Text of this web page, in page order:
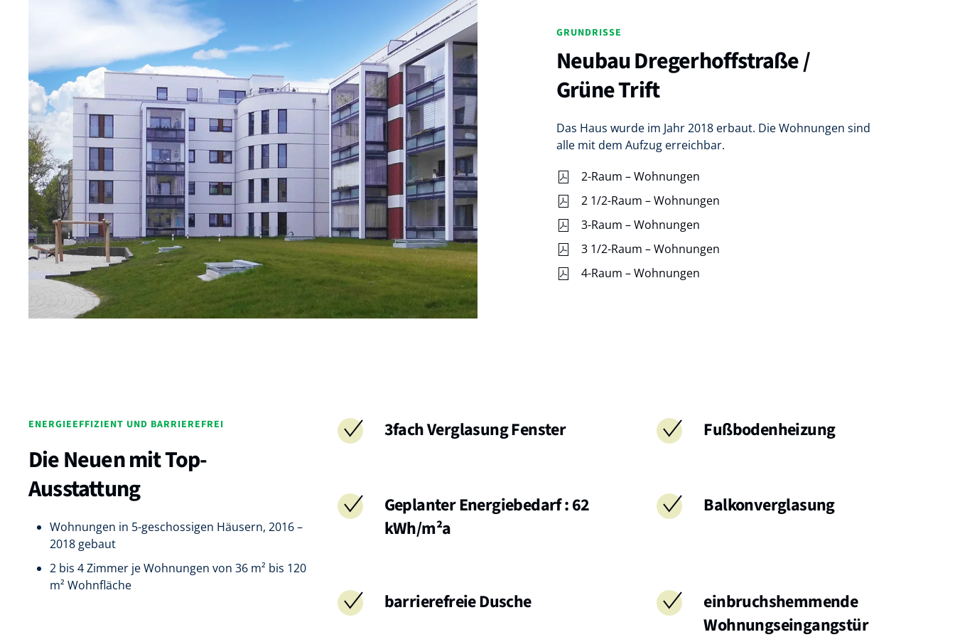
GRUNDRISSE
Neubau Dregerhoffstraße /
Grüne Trift
Das Haus wurde im Jahr 2018 erbaut. Die Wohnungen sind
alle mit dem Aufzug erreichbar.
2-Raum – Wohnungen
2 1/2-Raum – Wohnungen
3-Raum – Wohnungen
3 1/2-Raum – Wohnungen
4-Raum – Wohnungen
ENERGIEEFFIZIENT UND BARRIEREFREI
Die Neuen mit Top-
Ausstattung
Wohnungen in 5-geschossigen Häusern, 2016 –
2018 gebaut
2 bis 4 Zimmer je Wohnungen von 36 m² bis 120
m² Wohnfläche
3fach Verglasung Fenster Fußbodenheizung
Geplanter Energiebedarf : 62
kWh/m²a
Balkonverglasung
barrierefreie Dusche
einbruchshemmende
Wohnungseingangstür